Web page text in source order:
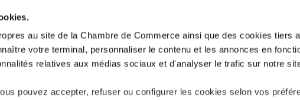
au site de la Chambre de Commerce ainsi que des cookies tiers
votre terminal, personnaliser le contenu et les annonces en
relatives aux médias sociaux et d'analyser le trafic sur notre
pouvez accepter, refuser ou configurer les cookies selon vos